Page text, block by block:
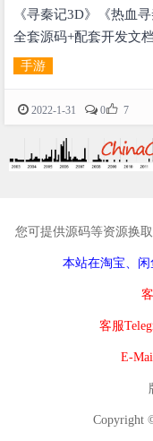
《寻秦记3D》《热血寻
全套源码+配套开发文档
手游
2022-1-31 0 7
您可提供源码等资源换
本站在淘宝、闲
客服
E-
Copyright